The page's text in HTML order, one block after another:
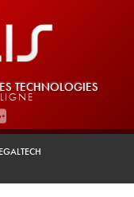
TECHNOLOGIES